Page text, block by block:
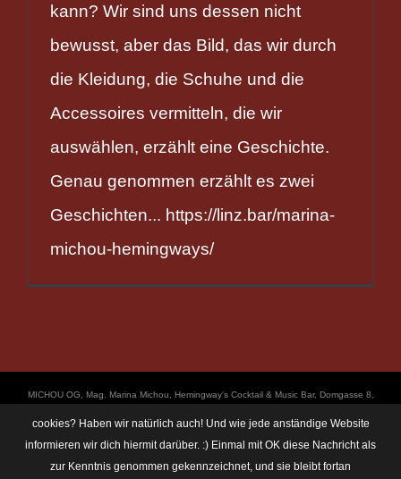
kann? Wir sind uns dessen nicht
bewusst, aber das Bild, das wir durch
die Kleidung, die Schuhe und die
Accessoires vermitteln, die wir
auswählen, erzählt eine Geschichte.
Genau genommen erzählt es zwei
Geschichten... https://linz.bar/marina-
michou-hemingways/
ΜICHOU OG, Mag. Marina Michou, Hemingway's Cocktail & Music Bar, Domgasse 8,
https://linz.bar/marinamichou/ Telefon: 0650 6101820, E-Mail: hemingway@linz.bar,
Öffnungszeiten: Di - Do: 17:30 - 01:00 Uhr, Fr + Sa: 17:30 - 03:00 Uhr. Im Rahmen
unserer Veranstaltungen machen wir immer wieder mal Fotos und Videos. Das
cookies? Haben wir natürlich auch! Und wie jede anständige Website
informieren wir dich hiermit darüber. :) Einmal mit OK diese Nachricht als
zur Kenntnis genommen gekennzeichnet, und sie bleibt fortan